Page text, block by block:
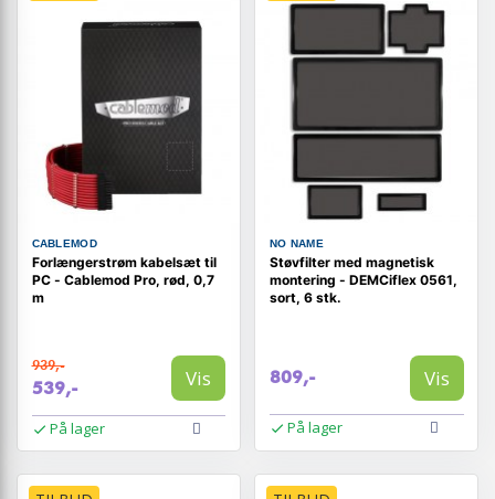
CABLEMOD
Forlængerstrøm kabelsæt til
PC - Cablemod Pro, rød, 0,7
m
939,-
539,- Vis
På lager
NO NAME
Støvfilter med magnetisk
montering - DEMCiflex 0561,
sort, 6 stk.
809,- Vis
På lager